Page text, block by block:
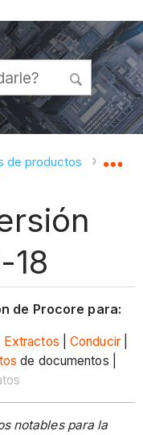
global
de productos
18
de Procore para:
Extractos Conducir|
de documentos |
notables para la